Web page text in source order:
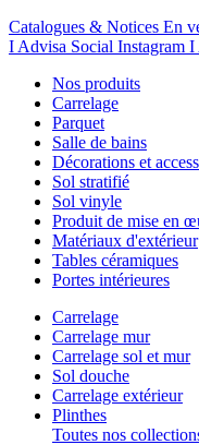
Catalogues & Notices En
I Advisa Social Instagram I
Nos produits
Carrelage
Parquet
Salle de bains
Décorations et
Sol stratifié
Sol vinyle
Produit de mise en
Matériaux d'extérieur
Tables céramiques
Portes intérieures
Carrelage
Carrelage mur
Carrelage sol et mur
Sol douche
Carrelage extérieur
Plinthes
Toutes nos